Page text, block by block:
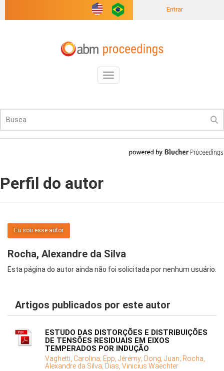
Entrar
Toggle
navigation
Perfil do autor
Eu sou esse autor
Rocha, Alexandre da Silva
Esta página do autor ainda não foi solicitada por nenhum usuário.
Artigos publicados por este autor
ESTUDO DAS DISTORÇÕES E DISTRIBUIÇÕES
DE TENSÕES RESIDUAIS EM EIXOS
TEMPERADOS POR INDUÇÃO
Vaghetti, Carolina; Epp, Jérémy; Dong, Juan; Rocha,
Alexandre da Silva; Dias, Vinicius Waechter